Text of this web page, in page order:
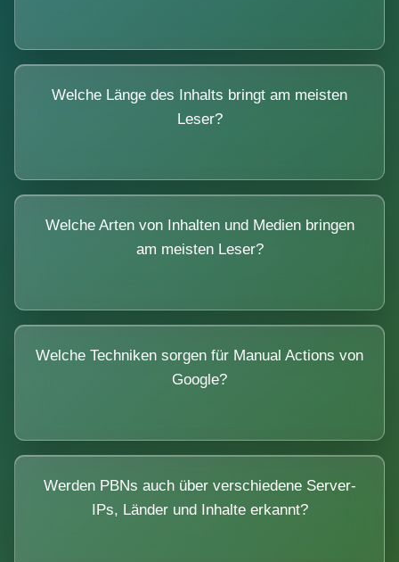
Welche Länge des Inhalts bringt am meisten
Leser?
Welche Arten von Inhalten und Medien bringen
am meisten Leser?
Welche Techniken sorgen für Manual Actions von
Google?
Werden PBNs auch über verschiedene Server-
IPs, Länder und Inhalte erkannt?